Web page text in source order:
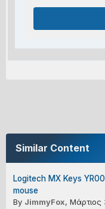
Similar Content
Logitech MX Keys
mouse
By JimmyFox, Μάρτιος